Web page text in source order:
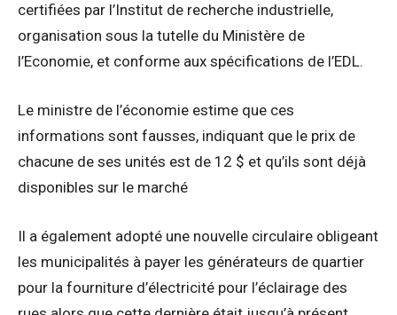
certifiées par l’Institut de recherche industrielle,
organisation sous la tutelle du Ministère de
l’Economie, et conforme aux spécifications de l’EDL.
Le ministre de l’économie estime que ces
informations sont fausses, indiquant que le prix de
chacune de ses unités est de 12 $ et qu’ils sont déjà
disponibles sur le marché
Il a également adopté une nouvelle circulaire obligeant
les municipalités à payer les générateurs de quartier
pour la fourniture d’électricité pour l’éclairage des